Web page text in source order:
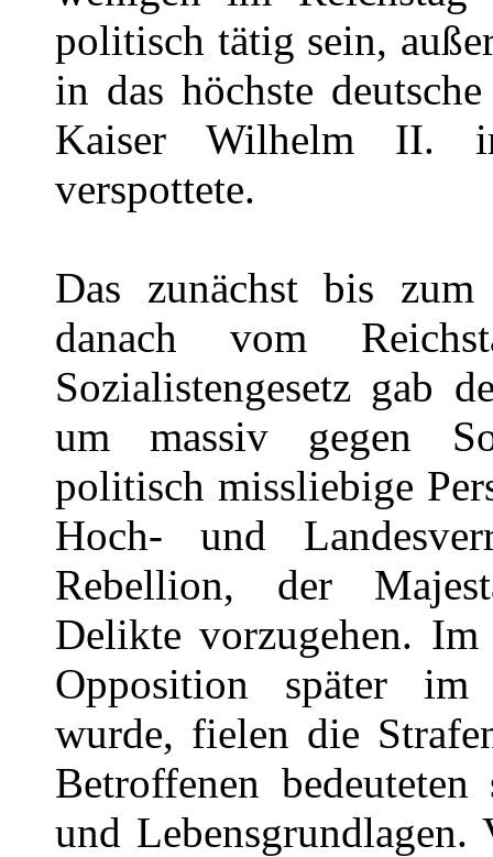
politisch tätig sein,
in das höchste
Kaiser Wilhelm II.
verspottete.
Das zunächst bis
danach vom
Sozialistengesetz gab
um massiv gegen
politisch missliebige
Hoch- und
Rebellion, der
Delikte vorzugehen.
Opposition später im
wurde, fielen die
Betroffenen
und